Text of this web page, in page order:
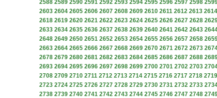
2588 2589 2590 2591 2592 2593 2594 2595 2596 2597 2598
2603 2604 2605 2606 2607 2608 2609 2610 2611 2612 2613 2614
2618 2619 2620 2621 2622 2623 2624 2625 2626 2627 2628
2633 2634 2635 2636 2637 2638 2639 2640 2641 2642 2643
2648 2649 2650 2651 2652 2653 2654 2655 2656 2657 2658
2663 2664 2665 2666 2667 2668 2669 2670 2671 2672 2673
2678 2679 2680 2681 2682 2683 2684 2685 2686 2687 2688
2693 2694 2695 2696 2697 2698 2699 2700 2701 2702 2703
2708 2709 2710 2711 2712 2713 2714 2715 2716 2717 2718 2719
2723 2724 2725 2726 2727 2728 2729 2730 2731 2732 2733
2738 2739 2740 2741 2742 2743 2744 2745 2746 2747 2748